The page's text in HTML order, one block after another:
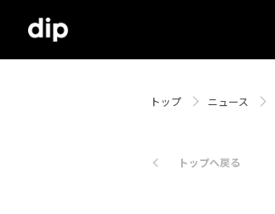
トップ ニュース
トップへ戻る